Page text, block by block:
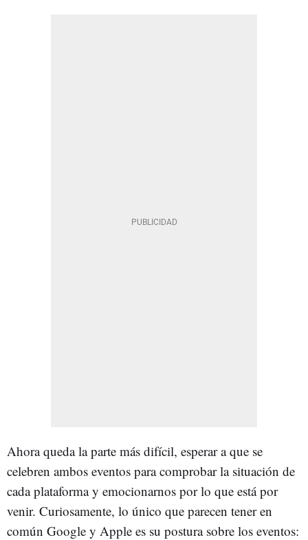
Ahora queda la parte más difícil, esperar a que se
celebren ambos eventos para comprobar la situación de
cada plataforma y emocionarnos por lo que está por
venir. Curiosamente, lo único que parecen tener en
común Google y Apple es su postura sobre los eventos: